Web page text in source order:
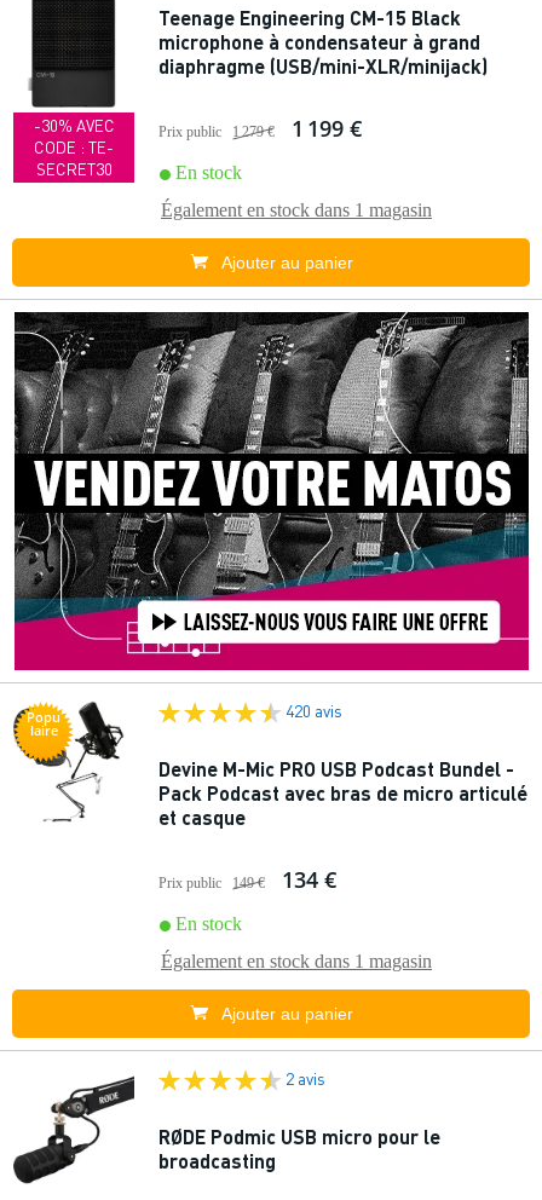
-30% AVEC
CODE : TE-
SECRET30
Teenage Engineering CM-15 Black
microphone à condensateur à grand
diaphragme (USB/mini-XLR/minijack)
Prix public 1 279 € 1 199 €
En stock
Également en stock dans 1 magasin
Ajouter au panier
Popu
laire
420 avis
Devine M-Mic PRO USB Podcast Bundel -
Pack Podcast avec bras de micro articulé
et casque
Prix public 149 € 134 €
En stock
Également en stock dans 1 magasin
Ajouter au panier
2 avis
RØDE Podmic USB micro pour le
broadcasting